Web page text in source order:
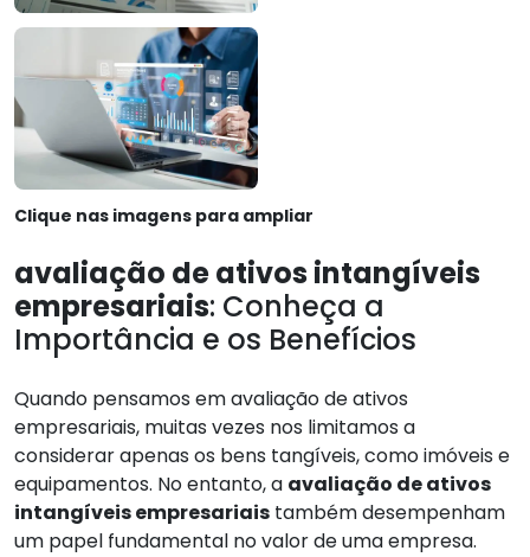
Clique nas imagens para ampliar
avaliação de ativos intangíveis
empresariais: Conheça a
Importância e os Benefícios
Quando pensamos em avaliação de ativos
empresariais, muitas vezes nos limitamos a
considerar apenas os bens tangíveis, como imóveis e
equipamentos. No entanto, a avaliação de ativos
intangíveis empresariais também desempenham
um papel fundamental no valor de uma empresa.